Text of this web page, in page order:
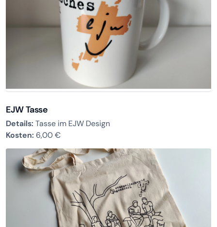
EJW Tasse
Details: Tasse im EJW Design
Kosten: 6,00 €